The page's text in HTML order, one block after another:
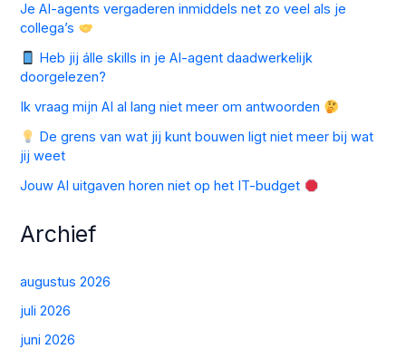
Je AI-agents vergaderen inmiddels net zo veel als je
collega’s
Heb jij álle skills in je AI-agent daadwerkelijk
doorgelezen?
Ik vraag mijn AI al lang niet meer om antwoorden
De grens van wat jij kunt bouwen ligt niet meer bij wat
jij weet
Jouw AI uitgaven horen niet op het IT-budget
Archief
augustus 2026
juli 2026
juni 2026